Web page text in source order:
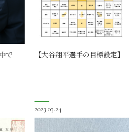
で
【大谷翔平選手の目標設定】
2023.03.24